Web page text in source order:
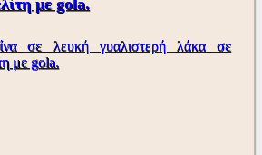
με gola.